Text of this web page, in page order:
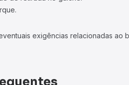
exigências relacionadas ao